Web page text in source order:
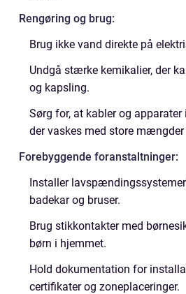
Rengøring og brug:
Brug ikke vand direkte på
Undgå stærke kemikalier, der
og kapsling.
Sørg for, at kabler og
der vaskes med store mængder
Forebyggende foranstaltninger:
Installer
badekar og bruser.
Brug stikkontakter med
børn i hjemmet.
Hold dokumentation for
certifikater og zoneplaceringer.